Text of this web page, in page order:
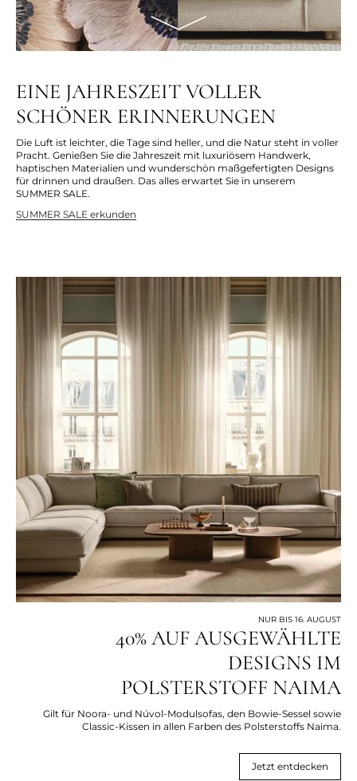
EINE JAHRESZEIT VOLLER
SCHÖNER ERINNERUNGEN
Die Luft ist leichter, die Tage sind heller, und die Natur steht in voller
Pracht. Genießen Sie die Jahreszeit mit luxuriösem Handwerk,
haptischen Materialien und wunderschön maßgefertigten Designs
für drinnen und draußen. Das alles erwartet Sie in unserem
SUMMER SALE.
SUMMER SALE erkunden
NUR BIS 16. AUGUST
40% AUF AUSGEWÄHLTE
DESIGNS IM
POLSTERSTOFF NAIMA
Gilt für Noora- und Núvol-Modulsofas, den Bowie-Sessel sowie
Classic-Kissen in allen Farben des Polsterstoffs Naima.
Jetzt entdecken